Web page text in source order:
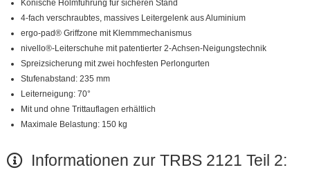
Konische Holmführung für sicheren Stand
4-fach verschraubtes, massives Leitergelenk aus Aluminium
ergo-pad® Griffzone mit Klemmmechanismus
nivello®-Leiterschuhe mit patentierter 2-Achsen-Neigungstechnik
Spreizsicherung mit zwei hochfesten Perlongurten
Stufenabstand: 235 mm
Leiterneigung: 70°
Mit und ohne Trittauflagen erhältlich
Maximale Belastung: 150 kg
Informationen zur TRBS 2121 Teil 2: